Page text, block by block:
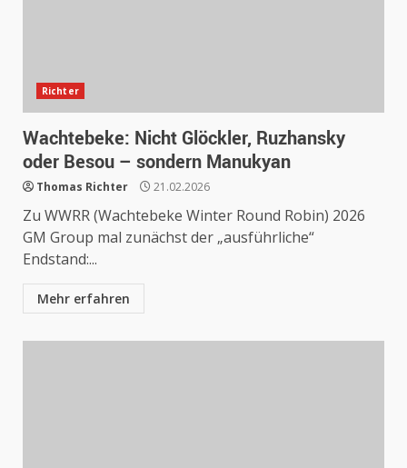
Richter
Wachtebeke: Nicht Glöckler, Ruzhansky
oder Besou – sondern Manukyan
Thomas Richter 21.02.2026
Zu WWRR (Wachtebeke Winter Round Robin) 2026
GM Group mal zunächst der „ausführliche“
Endstand:...
Mehr erfahren